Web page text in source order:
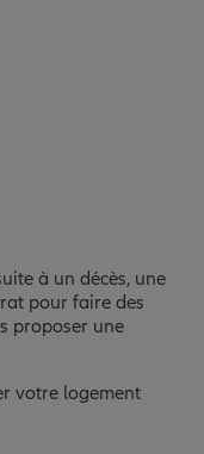
à un décès, une
pour faire des
proposer une
votre logement